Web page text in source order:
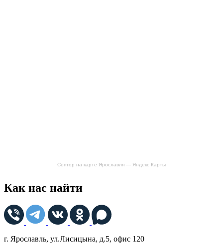
Септор на карте Ярославля — Яндекс Карты
Как нас найти
г. Ярославль, ул.Лисицына, д.5, офис 120